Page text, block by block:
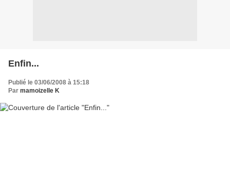
Enfin...
Publié le 03/06/2008 à 15:18
Par mamoizelle K